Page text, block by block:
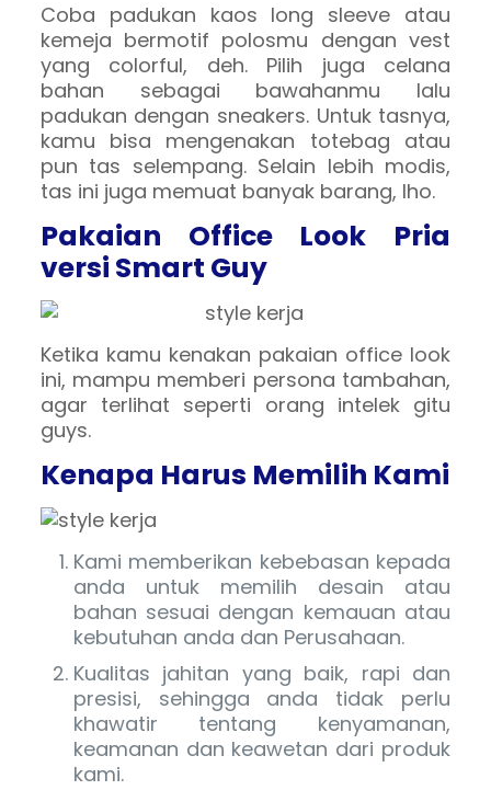
Coba padukan kaos long sleeve atau
kemeja bermotif polosmu dengan vest
yang colorful, deh. Pilih juga celana
bahan sebagai bawahanmu lalu
padukan dengan sneakers. Untuk tasnya,
kamu bisa mengenakan totebag atau
pun tas selempang. Selain lebih modis,
tas ini juga memuat banyak barang, lho.
Pakaian Office Look Pria
versi Smart Guy
Ketika kamu kenakan pakaian office look
ini, mampu memberi persona tambahan,
agar terlihat seperti orang intelek gitu
guys.
Kenapa Harus Memilih Kami
Kami memberikan kebebasan kepada
anda untuk memilih desain atau
bahan sesuai dengan kemauan atau
kebutuhan anda dan Perusahaan.
Kualitas jahitan yang baik, rapi dan
presisi, sehingga anda tidak perlu
khawatir tentang kenyamanan,
keamanan dan keawetan dari produk
kami.